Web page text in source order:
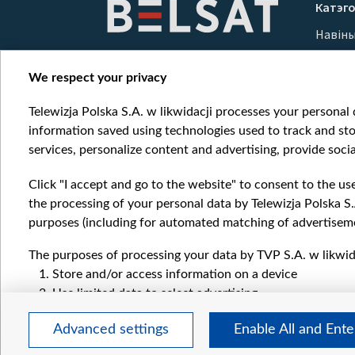
Навіны
Вайна
We respect your privacy
Telewizja Polska S.A. w likwidacji processes your
information saved using technologies used to track and
services, personalize content and advertising, provide
Click "I accept and go to the website" to consent to the
the processing of your personal data by Telewizja Polska
purposes (including for automated matching of
The purposes of processing your data by TVP S.A. w
Store and/or access information on a device
Use limited data to select advertising
Create profiles for personalised advertising
Use profiles to select personalised advertising
Create profiles to personalise content
Advanced settings Enable All and